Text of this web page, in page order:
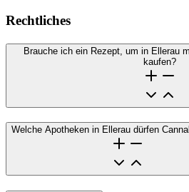
Rechtliches
Brauche ich ein Rezept, um in Ellerau
kaufen?
Welche Apotheken in Ellerau dürfen